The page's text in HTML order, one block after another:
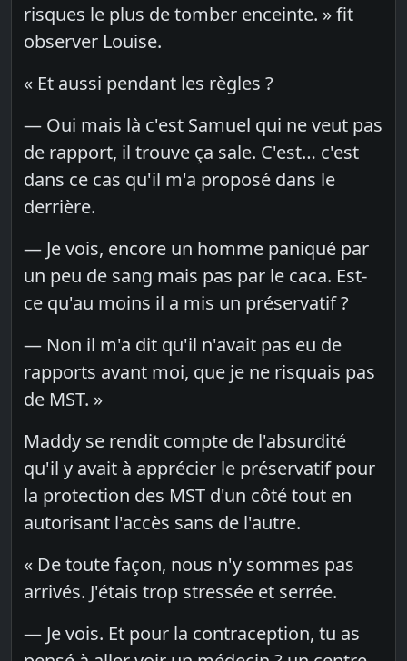
risques le plus de tomber enceinte. » fit
observer Louise.
« Et aussi pendant les règles ?
— Oui mais là c'est Samuel qui ne veut pas
de rapport, il trouve ça sale. C'est… c'est
dans ce cas qu'il m'a proposé dans le
derrière.
— Je vois, encore un homme paniqué par
un peu de sang mais pas par le caca. Est-
ce qu'au moins il a mis un préservatif ?
— Non il m'a dit qu'il n'avait pas eu de
rapports avant moi, que je ne risquais pas
de MST. »
Maddy se rendit compte de l'absurdité
qu'il y avait à apprécier le préservatif pour
la protection des MST d'un côté tout en
autorisant l'accès sans de l'autre.
« De toute façon, nous n'y sommes pas
arrivés. J'étais trop stressée et serrée.
— Je vois. Et pour la contraception, tu as